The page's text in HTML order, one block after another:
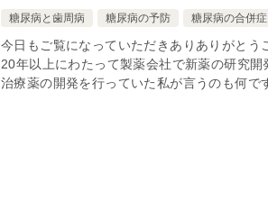
糖尿病と歯周病 糖尿病の予防 糖尿病の合併症
今日もご覧になっていただきありありがと
20年以上にわたって製薬会社で新薬の研究
治療薬の開発を行っていた私が言うのも何